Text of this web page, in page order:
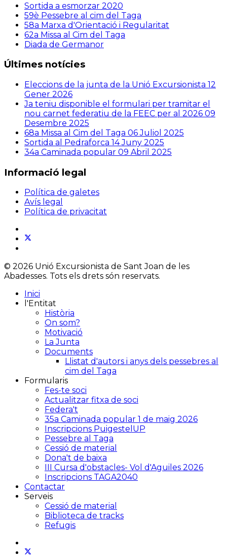
Sortida a esmorzar 2020
59è Pessebre al cim del Taga
58a Marxa d'Orientació i Regularitat
62a Missa al Cim del Taga
Diada de Germanor
Últimes notícies
Eleccions de la junta de la Unió Excursionista 12
Gener 2026
Ja teniu disponible el formulari per tramitar el
nou carnet federatiu de la FEEC per al 2026 09
Desembre 2025
68a Missa al Cim del Taga 06 Juliol 2025
Sortida al Pedraforca 14 Juny 2025
34a Caminada popular 09 Abril 2025
Informació legal
Política de galetes
Avís legal
Política de privacitat
© 2026 Unió Excursionista de Sant Joan de les
Abadesses. Tots els drets són reservats.
Inici
l'Entitat
Història
On som?
Motivació
La Junta
Documents
Llistat d'autors i anys dels pessebres al
cim del Taga
Formularis
Fes-te soci
Actualitzar fitxa de soci
Federa't
35a Caminada popular 1 de maig 2026
Inscripcions PuigestelUP
Pessebre al Taga
Cessió de material
Dona't de baixa
III Cursa d'obstacles- Vol d'Aguiles 2026
Inscripcions TAGA2040
Contactar
Serveis
Cessió de material
Biblioteca de tracks
Refugis